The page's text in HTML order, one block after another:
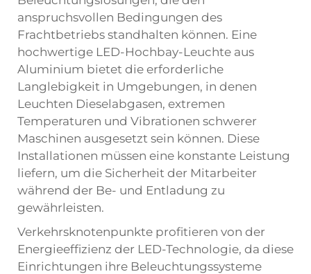
anspruchsvollen Bedingungen des
Frachtbetriebs standhalten können. Eine
hochwertige LED-Hochbay-Leuchte aus
Aluminium bietet die erforderliche
Langlebigkeit in Umgebungen, in denen
Leuchten Dieselabgasen, extremen
Temperaturen und Vibrationen schwerer
Maschinen ausgesetzt sein können. Diese
Installationen müssen eine konstante Leistung
liefern, um die Sicherheit der Mitarbeiter
während der Be- und Entladung zu
gewährleisten.
Verkehrsknotenpunkte profitieren von der
Energieeffizienz der LED-Technologie, da diese
Einrichtungen ihre Beleuchtungssysteme